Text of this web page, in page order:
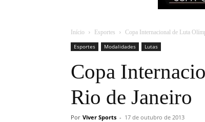
Início Esportes
Copa Internacional de Luta
Esportes
Modalidades Lutas
Copa
Rio de Janeiro
Por Viver Sports - 17 de outubro de 2013